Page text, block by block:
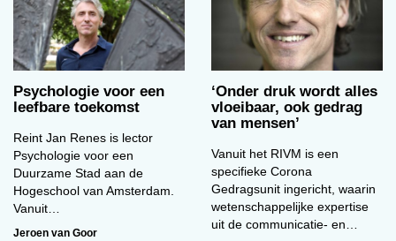
Psychologie voor een
leefbare toekomst
Reint Jan Renes is lector
Psychologie voor een
Duurzame Stad aan de
Hogeschool van Amsterdam.
Vanuit…
Jeroen van Goor
‘Onder druk wordt alles
vloeibaar, ook gedrag
van mensen’
Vanuit het RIVM is een
specifieke Corona
Gedragsunit ingericht, waarin
wetenschappelijke expertise
uit de communicatie- en…